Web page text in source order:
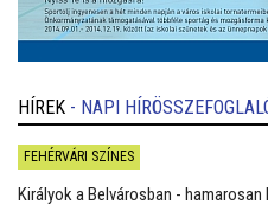
HÍREK - NAPI
FEHÉRVÁRI SZÍNES
Királyok a Belvárosban -